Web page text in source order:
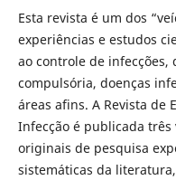
Esta revista é um dos
experiências e estudos
ao controle de infecções,
compulsória, doenças
áreas afins. A Revista de
Infecção é publicada três
originais de pesquisa
sistemáticas da